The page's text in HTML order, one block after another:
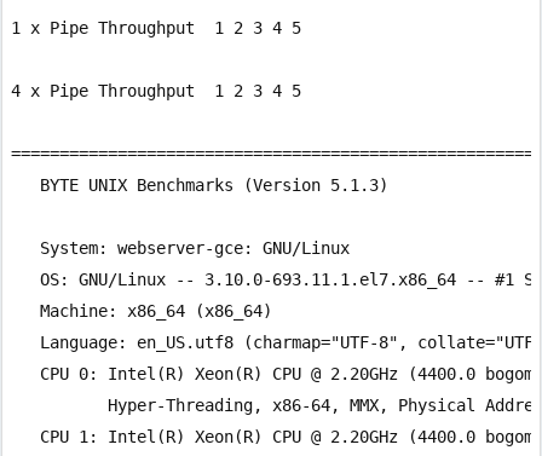
1 x Pipe Throughput  1 2 3 4 5
4 x Pipe Throughput  1 2 3 4 5
   BYTE UNIX Benchmarks (Version 5.1.3)
   System: webserver-gce: GNU/Linux
OS: GNU/Linux -- 3.10.0-693.11.1.el7.x86_64 -- #1
   Machine: x86_64 (x86_64)
Language: en_US.utf8 (charmap="UTF-8",
CPU 0: Intel(R) Xeon(R) CPU @ 2.20GHz (4400.0
Hyper-Threading, x86-64, MMX, Physical
CPU 1: Intel(R) Xeon(R) CPU @ 2.20GHz (4400.0